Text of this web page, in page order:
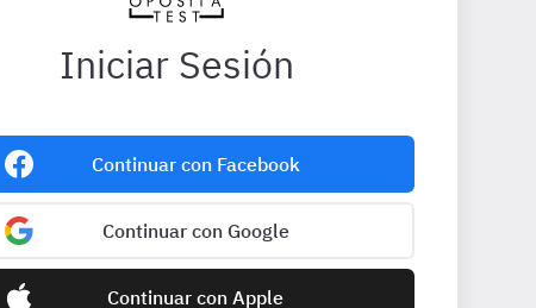
Iniciar Sesión
Continuar con Facebook
Continuar con Google
Continuar con Apple